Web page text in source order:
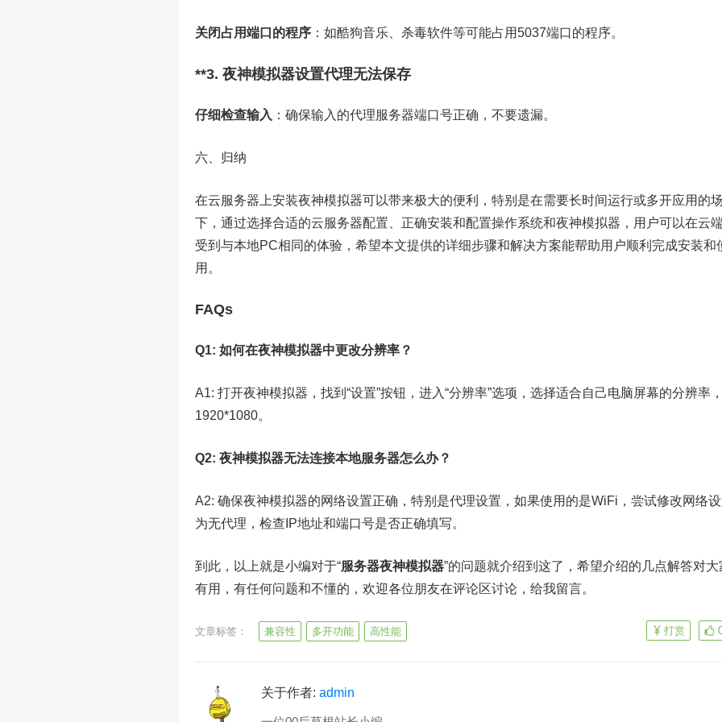
关闭占用端口的程序 ：如酷狗音乐、杀毒软件等可能占用5037端口的程序。
**3. 夜神模拟器设置代理无法保存
仔细检查输入 ：确保输入的代理服务器端口号正确，不要遗漏。
六、归纳
在云服务器上安装夜神模拟器可以带来极大的便利，特别是在需要长时间运行或多开应用的
下，通过选择合适的云服务器配置、正确安装和配置操作系统和夜神模拟器，用户可以在云
受到与本地PC相同的体验，希望本文提供的详细步骤和解决方案能帮助用户顺利完成安装和
用。
FAQs
Q1: 如何在夜神模拟器中更改分辨率？
A1: 打开夜神模拟器，找到“设置”按钮，进入“分辨率”选项，选择适合自己电脑屏幕的分辨率
1920*1080。
Q2: 夜神模拟器无法连接本地服务器怎么办？
A2: 确保夜神模拟器的网络设置正确，特别是代理设置，如果使用的是WiFi，尝试修改网络
为无代理，检查IP地址和端口号是否正确填写。
到此，以上就是小编对于“服务器夜神模拟器”的问题就介绍到这了，希望介绍的几点解答对大
有用，有任何问题和不懂的，欢迎各位朋友在评论区讨论，给我留言。
文章标签： 兼容性 多开功能 高性能 打赏
关于作者: admin